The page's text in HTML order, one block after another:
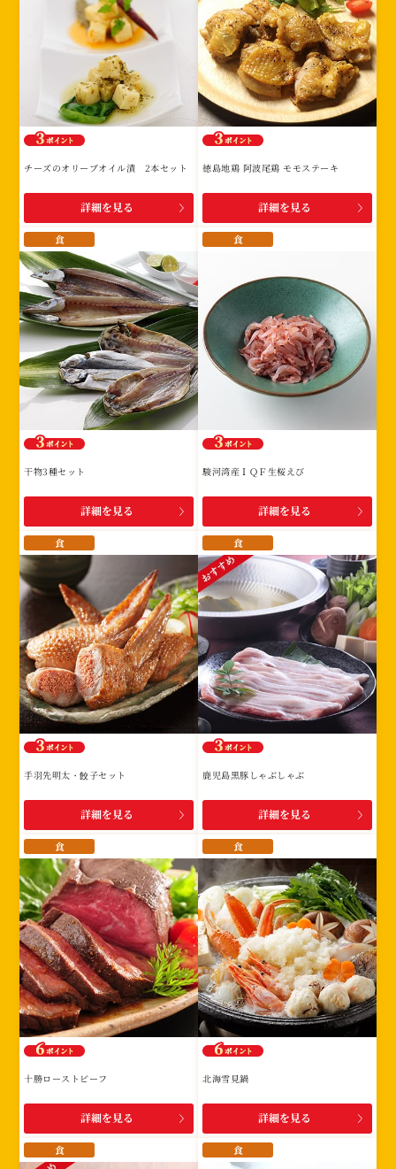
チーズのオリーブオイル漬 2本セット
詳細を見る
徳島地鶏 阿波尾鶏 モモステーキ
詳細を見る
食
干物3種セット
詳細を見る
食
駿河湾産ＩＱＦ生桜えび
詳細を見る
食
手羽先明太・餃子セット
詳細を見る
食
鹿児島黒豚しゃぶしゃぶ
詳細を見る
食
十勝ローストビーフ
詳細を見る
食
北海雪見鍋
詳細を見る
食 食